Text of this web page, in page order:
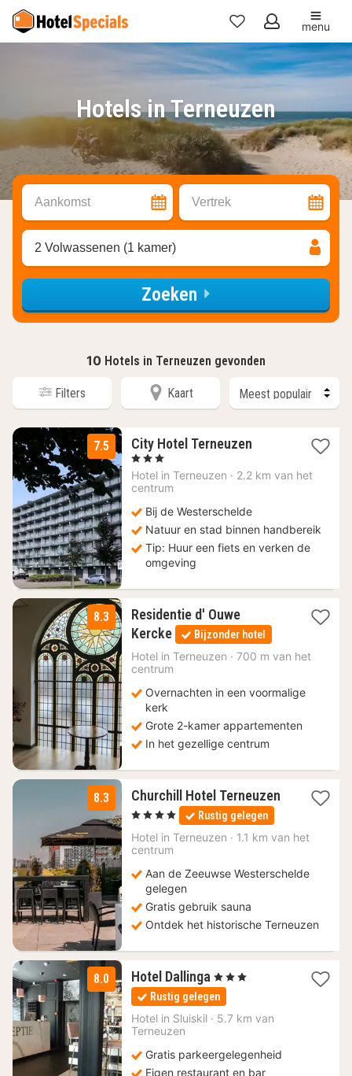
Mijn
favorieten
menu
Hotels in Terneuzen
Aankomst Vertrek
2 Volwassenen (1 kamer)
Zoeken
10 Hotels in Terneuzen gevonden
Filters Kaart
7.5 City Hotel Terneuzen1
vanaf
, 3 Sterren
Hotel in Terneuzen · 2.2 km van het
centrum
Bij de Westerschelde
Natuur en stad binnen handbereik
Tip: Huur een fiets en verken de
omgeving
8.3
Residentie d' Ouwe
Kercke 2
nachten
vanaf
Bijzonder hotel
Hotel in Terneuzen · 700 m van het
centrum
Overnachten in een voormalige
kerk
Grote 2-kamer appartementen
In het gezellige centrum
8.3
Churchill Hotel Terneuzen
1
nacht
vanaf
134,50
, 4 Sterren Rustig gelegen
Hotel in Terneuzen · 1.1 km van het
centrum
Aan de Zeeuwse Westerschelde
gelegen
Gratis gebruik sauna
Ontdek het historische Terneuzen
8.0 Hotel Dallinga 1
nacht
vanaf
155
, 3 Sterren
Rustig gelegen
Hotel in Sluiskil · 5.7 km van
Terneuzen
Gratis parkeergelegenheid
Eigen restaurant en bar